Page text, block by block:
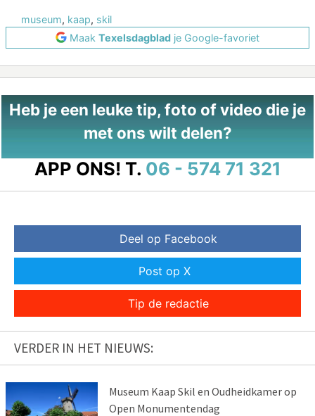
museum, kaap, skil
Maak Texelsdagblad je Google-favoriet
Heb je een leuke tip, foto of video die je
met ons wilt delen?
APP ONS! T. 06 - 574 71 321
Deel op Facebook
Post op X
Tip de redactie
VERDER IN HET NIEUWS:
Museum Kaap Skil en Oudheidkamer op
Open Monumentendag